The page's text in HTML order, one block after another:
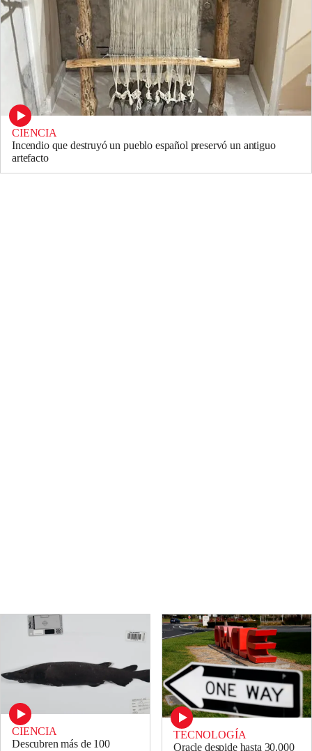
CIENCIA
Incendio que destruyó un pueblo español preservó un antiguo
artefacto
CIENCIA
Descubren más de 100
TECNOLOGÍA
Oracle despide hasta 30.000